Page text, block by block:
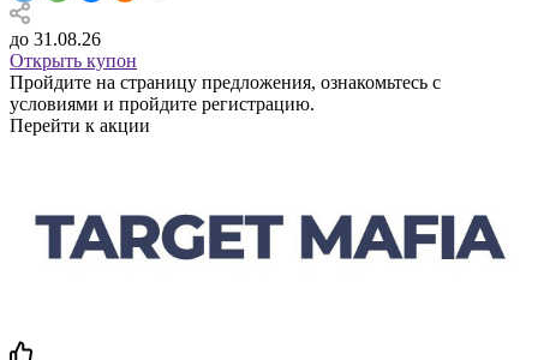
до 31.08.26
Открыть купон
Пройдите на страницу предложения, ознакомьтесь с
условиями и пройдите регистрацию.
Перейти к акции